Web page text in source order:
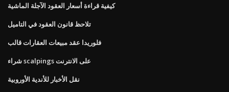
كيفية قراءة أسعار العقود الآجلة الماشية
تلاحظ قانون العقود في التاميل
فلوريدا عقد مبيعات العقارات قالب
شراء scalpings على الانترنت
نقل الأخبار للأندية الأوروبية